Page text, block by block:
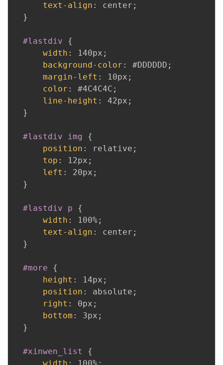
text-align : center ;
}
#lastdiv
{
width : 140px ;
background-color : #DDDDDD ;
margin-left : 10px ;
color : #4C4C4C ;
line-height : 42px ;
}
#lastdiv img
{
position : relative ;
top : 12px ;
left : 20px ;
}
#lastdiv p
{
width : 100%;
text-align : center ;
}
#more
{
height : 14px ;
position : absolute ;
right : 0px ;
bottom : 3px ;
}
#xinwen_list
{